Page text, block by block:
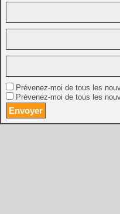
Prévenez-moi de tous les
Prévenez-moi de tous les